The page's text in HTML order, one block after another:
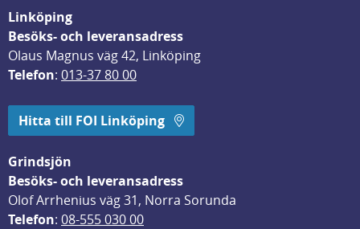
Linköping
Besöks- och leveransadress
Olaus Magnus väg 42, Linköping
Telefon: 013-37 80 00
Hitta till FOI Linköping
Grindsjön
Besöks- och leveransadress
Olof Arrhenius väg 31, Norra Sorunda
Telefon: 08-555 030 00